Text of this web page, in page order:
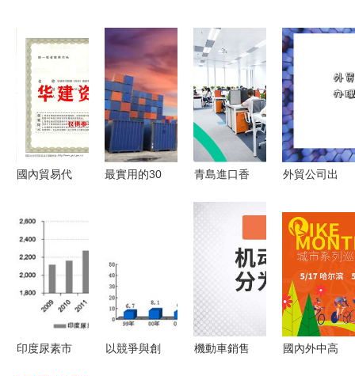
國內貿易代
業高效拓展
市場的重要
橋梁
最實用的30
青島進口香
外貿入門與
國內代理全
外貿公司出
內貿易代理
業務辦理全
攻略
印度尿素市
以競爭與創
機動車銷售
國內外中高